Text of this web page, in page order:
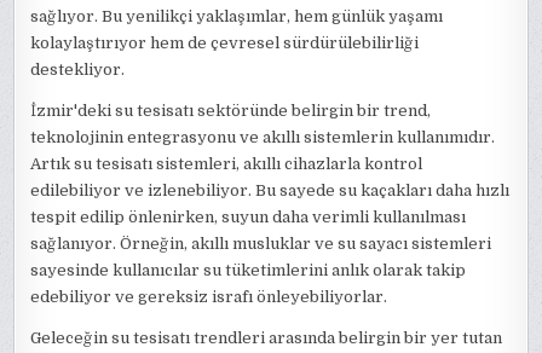
sağlıyor. Bu yenilikçi yaklaşımlar, hem günlük yaşamı
kolaylaştırıyor hem de çevresel sürdürülebilirliği
destekliyor.
İzmir'deki su tesisatı sektöründe belirgin bir trend,
teknolojinin entegrasyonu ve akıllı sistemlerin kullanımıdır.
Artık su tesisatı sistemleri, akıllı cihazlarla kontrol
edilebiliyor ve izlenebiliyor. Bu sayede su kaçakları daha hızlı
tespit edilip önlenirken, suyun daha verimli kullanılması
sağlanıyor. Örneğin, akıllı musluklar ve su sayacı sistemleri
sayesinde kullanıcılar su tüketimlerini anlık olarak takip
edebiliyor ve gereksiz israfı önleyebiliyorlar.
Geleceğin su tesisatı trendleri arasında belirgin bir yer tutan